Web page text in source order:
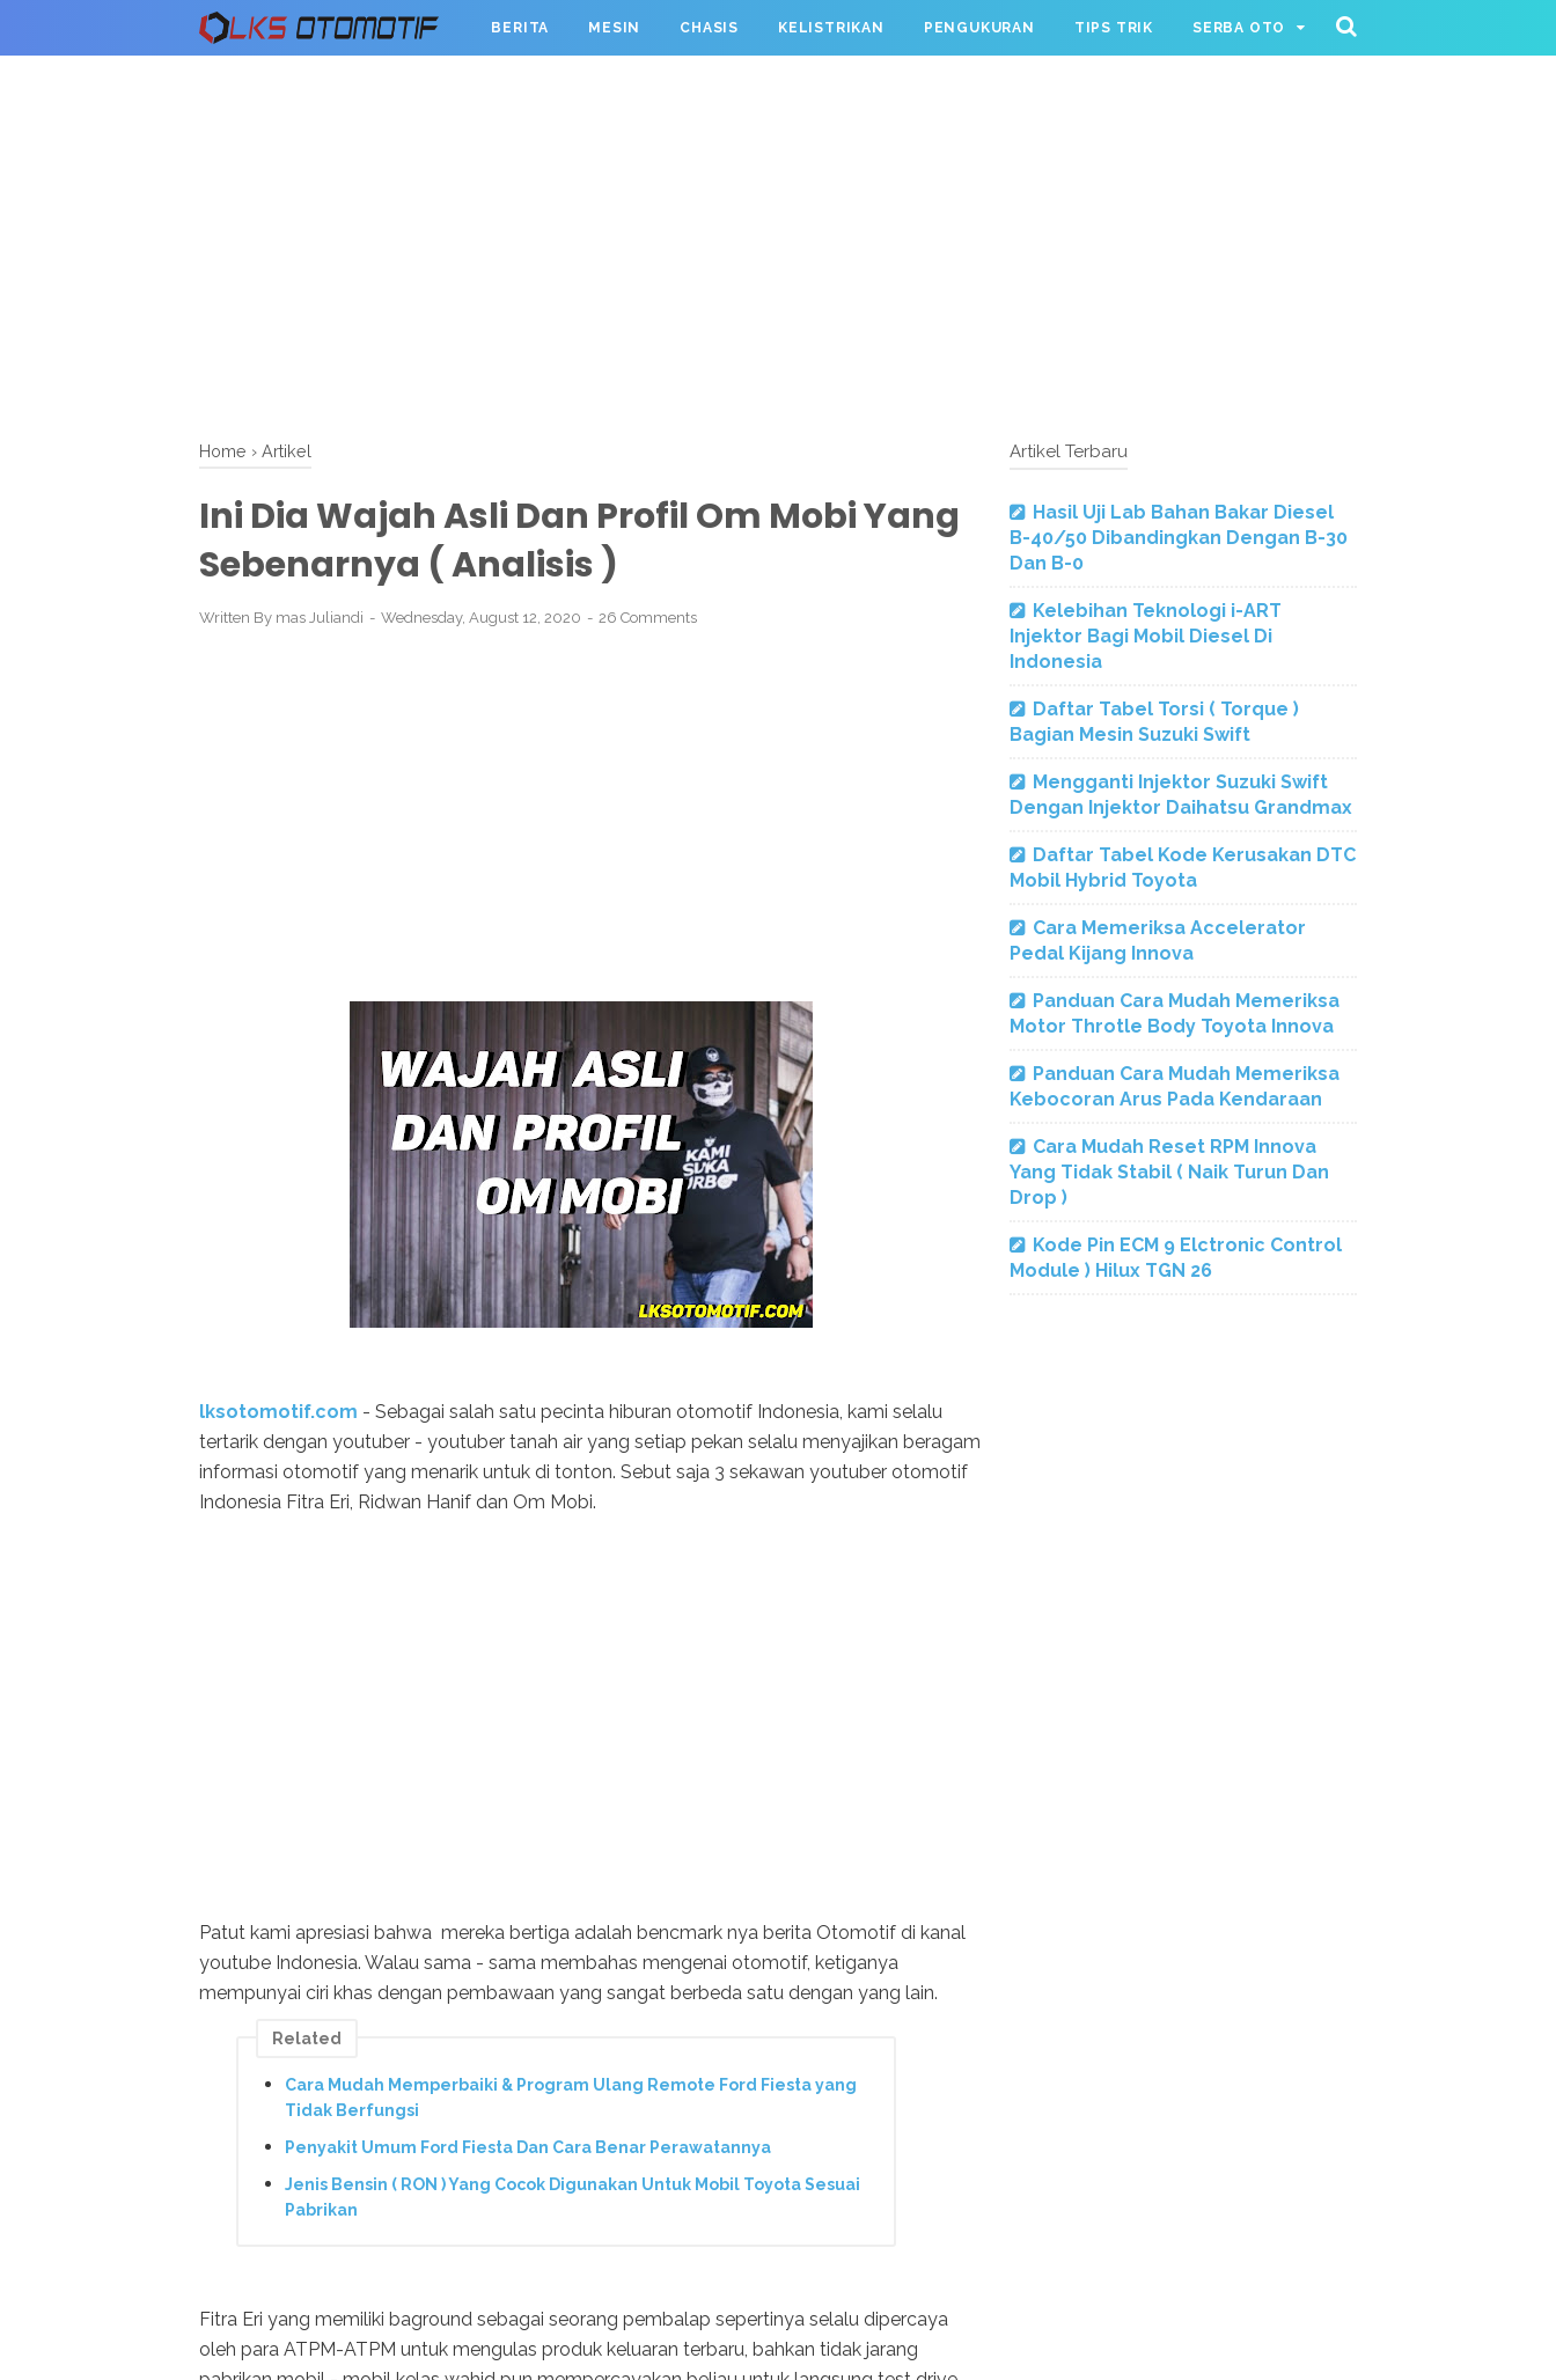
BERITA MESIN CHASIS KELISTRIKAN PENGUKURAN TIPS TRIK SERBA OTO
Home › Artikel
Ini Dia Wajah Asli Dan Profil Om Mobi Yang
Sebenarnya ( Analisis )
Written By mas Juliandi Wednesday, August 12, 2020 26 Comments
lksotomotif.com - Sebagai salah satu pecinta hiburan otomotif Indonesia, kami selalu
tertarik dengan youtuber - youtuber tanah air yang setiap pekan selalu menyajikan beragam
informasi otomotif yang menarik untuk di tonton. Sebut saja 3 sekawan youtuber otomotif
Indonesia Fitra Eri, Ridwan Hanif dan Om Mobi.
Patut kami apresiasi bahwa mereka bertiga adalah bencmark nya berita Otomotif di kanal
youtube Indonesia. Walau sama - sama membahas mengenai otomotif, ketiganya
mempunyai ciri khas dengan pembawaan yang sangat berbeda satu dengan yang lain.
Related
Cara Mudah Memperbaiki & Program Ulang Remote Ford Fiesta yang
Tidak Berfungsi
Penyakit Umum Ford Fiesta Dan Cara Benar Perawatannya
Jenis Bensin ( RON ) Yang Cocok Digunakan Untuk Mobil Toyota Sesuai
Pabrikan
Fitra Eri yang memiliki baground sebagai seorang pembalap sepertinya selalu dipercaya
oleh para ATPM-ATPM untuk mengulas produk keluaran terbaru, bahkan tidak jarang
Artikel Terbaru
Hasil Uji Lab Bahan Bakar Diesel
B-40/50 Dibandingkan Dengan B-30
Dan B-0
Kelebihan Teknologi i-ART
Injektor Bagi Mobil Diesel Di
Indonesia
Daftar Tabel Torsi ( Torque )
Bagian Mesin Suzuki Swift
Mengganti Injektor Suzuki Swift
Dengan Injektor Daihatsu Grandmax
Daftar Tabel Kode Kerusakan DTC
Mobil Hybrid Toyota
Cara Memeriksa Accelerator
Pedal Kijang Innova
Panduan Cara Mudah Memeriksa
Motor Throtle Body Toyota Innova
Panduan Cara Mudah Memeriksa
Kebocoran Arus Pada Kendaraan
Cara Mudah Reset RPM Innova
Yang Tidak Stabil ( Naik Turun Dan
Drop )
Kode Pin ECM 9 Elctronic Control
Module ) Hilux TGN 26